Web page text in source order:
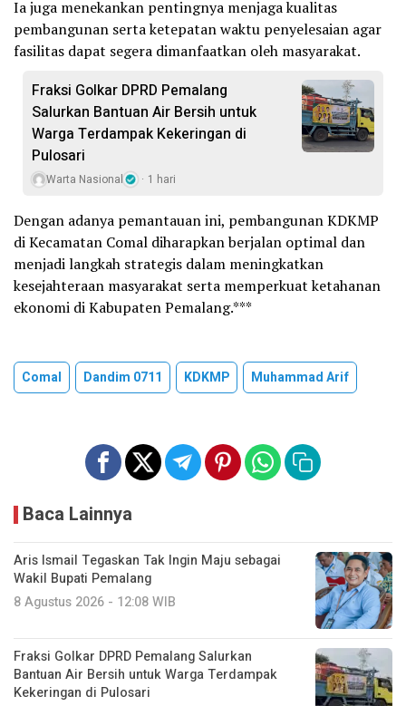
Ia juga menekankan pentingnya menjaga kualitas
pembangunan serta ketepatan waktu penyelesaian agar
fasilitas dapat segera dimanfaatkan oleh masyarakat.
Fraksi Golkar DPRD Pemalang
Salurkan Bantuan Air Bersih untuk
Warga Terdampak Kekeringan di
Pulosari
Warta Nasional 1 hari
Dengan adanya pemantauan ini, pembangunan KDKMP
di Kecamatan Comal diharapkan berjalan optimal dan
menjadi langkah strategis dalam meningkatkan
kesejahteraan masyarakat serta memperkuat ketahanan
ekonomi di Kabupaten Pemalang.***
Comal Dandim 0711 KDKMP Muhammad Arif
Baca Lainnya
Aris Ismail Tegaskan Tak Ingin Maju sebagai
Wakil Bupati Pemalang
8 Agustus 2026 - 12:08 WIB
Fraksi Golkar DPRD Pemalang Salurkan
Bantuan Air Bersih untuk Warga Terdampak
Kekeringan di Pulosari